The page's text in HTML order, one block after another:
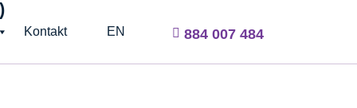
Kontakt EN 884 007 484